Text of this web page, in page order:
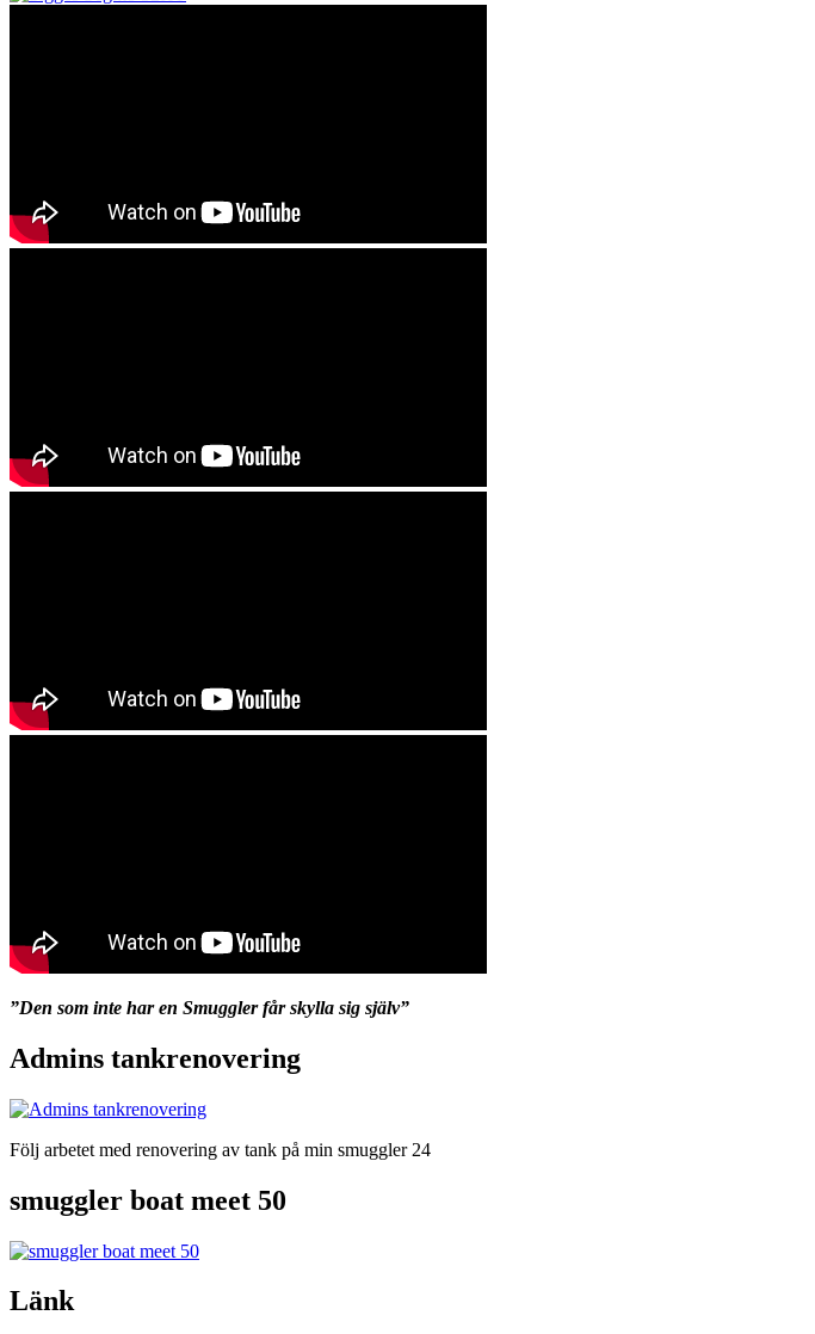
”Den som inte har en Smuggler får skylla sig själv”
Admins tankrenovering
Följ arbetet med renovering av tank på min smuggler 24
smuggler boat meet 50
Länk